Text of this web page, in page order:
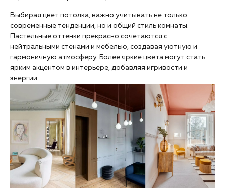
Выбирая цвет потолка, важно учитывать не только
современные тенденции, но и общий стиль комнаты.
Пастельные оттенки прекрасно сочетаются с
нейтральными стенами и мебелью, создавая уютную и
гармоничную атмосферу. Более яркие цвета могут стать
ярким акцентом в интерьере, добавляя игривости и
энергии.